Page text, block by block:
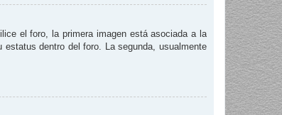
el foro, la primera imagen está asociada a la
dentro del foro. La segunda, usualmente